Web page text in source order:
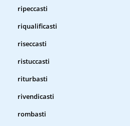
ripeccasti
riqualificasti
riseccasti
ristuccasti
riturbasti
rivendicasti
rombasti